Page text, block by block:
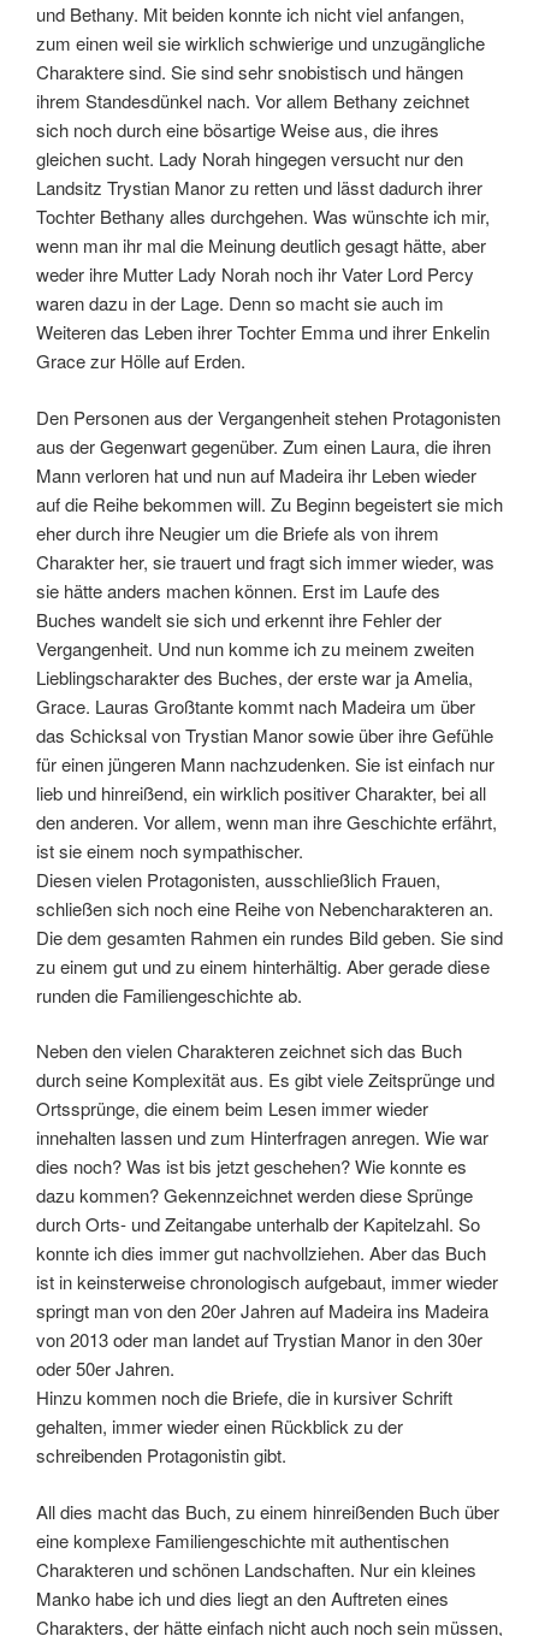
und Bethany. Mit beiden konnte ich nicht viel anfangen,
zum einen weil sie wirklich schwierige und unzugängliche
Charaktere sind. Sie sind sehr snobistisch und hängen
ihrem Standesdünkel nach. Vor allem Bethany zeichnet
sich noch durch eine bösartige Weise aus, die ihres
gleichen sucht. Lady Norah hingegen versucht nur den
Landsitz Trystian Manor zu retten und lässt dadurch ihrer
Tochter Bethany alles durchgehen. Was wünschte ich mir,
wenn man ihr mal die Meinung deutlich gesagt hätte, aber
weder ihre Mutter Lady Norah noch ihr Vater Lord Percy
waren dazu in der Lage. Denn so macht sie auch im
Weiteren das Leben ihrer Tochter Emma und ihrer Enkelin
Grace zur Hölle auf Erden.
Den Personen aus der Vergangenheit stehen Protagonisten
aus der Gegenwart gegenüber. Zum einen Laura, die ihren
Mann verloren hat und nun auf Madeira ihr Leben wieder
auf die Reihe bekommen will. Zu Beginn begeistert sie mich
eher durch ihre Neugier um die Briefe als von ihrem
Charakter her, sie trauert und fragt sich immer wieder, was
sie hätte anders machen können. Erst im Laufe des
Buches wandelt sie sich und erkennt ihre Fehler der
Vergangenheit. Und nun komme ich zu meinem zweiten
Lieblingscharakter des Buches, der erste war ja Amelia,
Grace. Lauras Großtante kommt nach Madeira um über
das Schicksal von Trystian Manor sowie über ihre Gefühle
für einen jüngeren Mann nachzudenken. Sie ist einfach nur
lieb und hinreißend, ein wirklich positiver Charakter, bei all
den anderen. Vor allem, wenn man ihre Geschichte erfährt,
ist sie einem noch sympathischer.
Diesen vielen Protagonisten, ausschließlich Frauen,
schließen sich noch eine Reihe von Nebencharakteren an.
Die dem gesamten Rahmen ein rundes Bild geben. Sie sind
zu einem gut und zu einem hinterhältig. Aber gerade diese
runden die Familiengeschichte ab.
Neben den vielen Charakteren zeichnet sich das Buch
durch seine Komplexität aus. Es gibt viele Zeitsprünge und
Ortssprünge, die einem beim Lesen immer wieder
innehalten lassen und zum Hinterfragen anregen. Wie war
dies noch? Was ist bis jetzt geschehen? Wie konnte es
dazu kommen? Gekennzeichnet werden diese Sprünge
durch Orts- und Zeitangabe unterhalb der Kapitelzahl. So
konnte ich dies immer gut nachvollziehen. Aber das Buch
ist in keinsterweise chronologisch aufgebaut, immer wieder
springt man von den 20er Jahren auf Madeira ins Madeira
von 2013 oder man landet auf Trystian Manor in den 30er
oder 50er Jahren.
Hinzu kommen noch die Briefe, die in kursiver Schrift
gehalten, immer wieder einen Rückblick zu der
schreibenden Protagonistin gibt.
All dies macht das Buch, zu einem hinreißenden Buch über
eine komplexe Familiengeschichte mit authentischen
Charakteren und schönen Landschaften. Nur ein kleines
Manko habe ich und dies liegt an den Auftreten eines
Charakters, der hätte einfach nicht auch noch sein müssen,